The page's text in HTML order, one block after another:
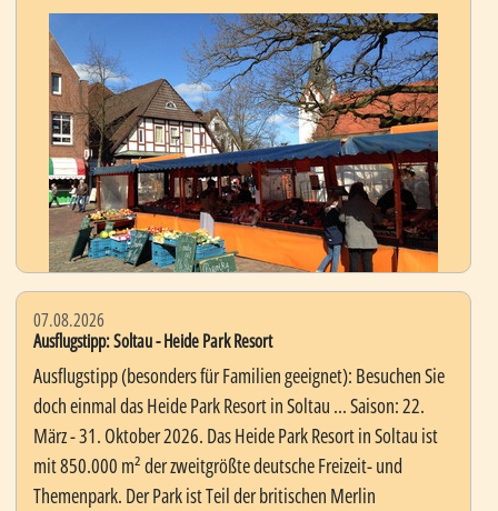
07.08.2026
Ausflugstipp: Soltau - Heide Park Resort
Ausflugstipp (besonders für Familien geeignet): Besuchen Sie
doch einmal das Heide Park Resort in Soltau ... Saison: 22.
März - 31. Oktober 2026. Das Heide Park Resort in Soltau ist
mit 850.000 m² der zweitgrößte deutsche Freizeit- und
Themenpark. Der Park ist Teil der britischen Merlin